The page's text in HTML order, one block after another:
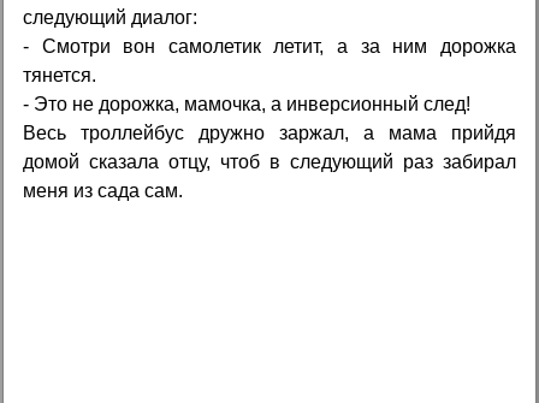
следующий диалог:
- Смотри вон самолетик летит, а за ним дорожка
тянется.
- Это не дорожка, мамочка, а инверсионный след!
Весь троллейбус дружно заржал, а мама прийдя
домой сказала отцу, чтоб в следующий раз забирал
меня из сада сам.